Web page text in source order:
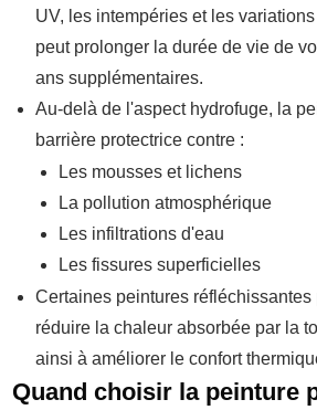
UV, les intempéries et les
peut prolonger la durée de vie de
ans supplémentaires.
Au-delà de l'aspect hydrofuge, la
barrière protectrice contre :
Les mousses et lichens
La pollution atmosphérique
Les infiltrations d'eau
Les fissures superficielles
Certaines peintures réfléchissantes
réduire la chaleur absorbée par la
ainsi à améliorer le confort
Quand choisir la peinture